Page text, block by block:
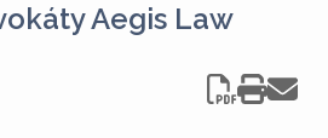
Aegis Law